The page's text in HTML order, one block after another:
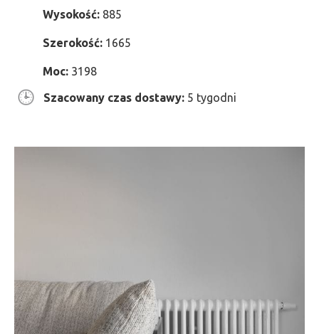
Wysokość: 885
Szerokość: 1665
Moc: 3198
Szacowany czas dostawy: 5 tygodni